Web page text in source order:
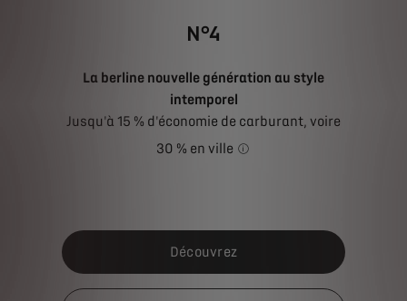
N°4
La berline nouvelle génération au style
intemporel
Jusqu'à 15 % d'économie de carburant, voire
30 % en ville
Découvrez